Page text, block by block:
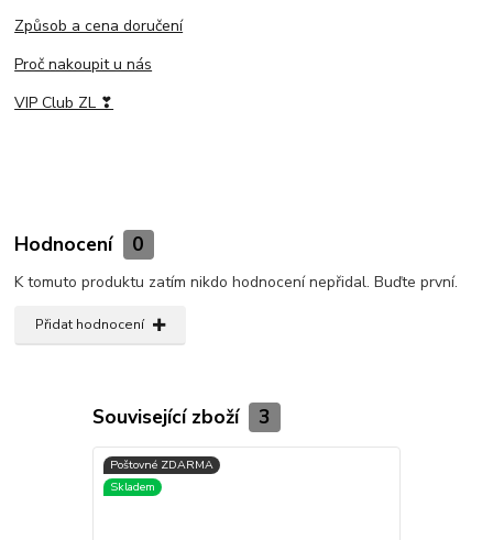
Způsob a cena doručení
Proč nakoupit u nás
VIP Club ZL ❣
Hodnocení 0
K tomuto produktu zatím nikdo hodnocení nepřidal. Buďte první.
Přidat hodnocení
Související zboží 3